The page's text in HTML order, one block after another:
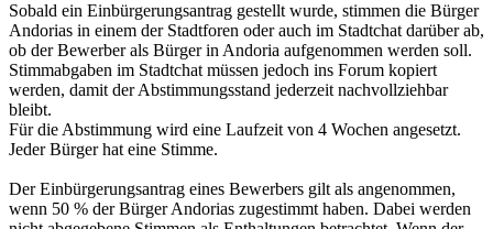
Sobald ein Einbürgerungsantrag gestellt wurde, stimmen die Bürger
Andorias in einem der Stadtforen oder auch im Stadtchat darüber ab,
ob der Bewerber als Bürger in Andoria aufgenommen werden soll.
Stimmabgaben im Stadtchat müssen jedoch ins Forum kopiert
werden, damit der Abstimmungsstand jederzeit nachvollziehbar
bleibt.
Für die Abstimmung wird eine Laufzeit von 4 Wochen angesetzt.
Jeder Bürger hat eine Stimme.
Der Einbürgerungsantrag eines Bewerbers gilt als angenommen,
wenn 50 % der Bürger Andorias zugestimmt haben. Dabei werden